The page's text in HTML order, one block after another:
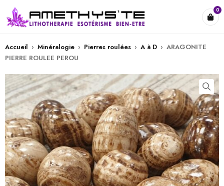
0
Accueil › Minéralogie › Pierres roulées › A à D › ARAGONITE
PIERRE ROULEE PEROU